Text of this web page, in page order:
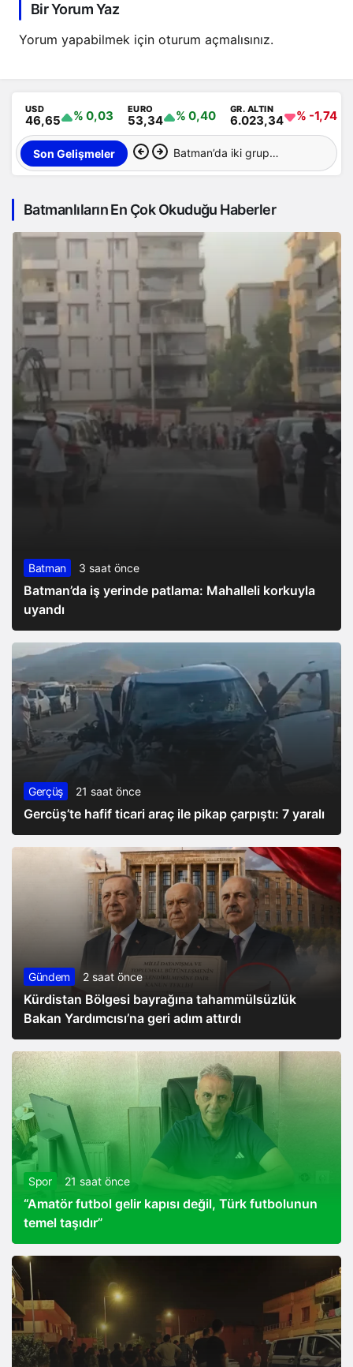
Bir Yorum Yaz
Yorum yapabilmek için oturum açmalısınız.
USD
46,65 % 0,03 EURO
53,34 % 0,40 GR. ALTIN
6.023,34 % -1,74
Son Gelişmeler Batman’da iki grup
yaralı
Batmanlıların En Çok Okuduğu Haberler
Batman 3 saat önce
Batman’da iş yerinde patlama: Mahalleli korkuyla
uyandı
Gerçüş 21 saat önce
Gercüş’te hafif ticari araç ile pikap çarpıştı: 7 yaralı
Gündem 2 saat önce
Kürdistan Bölgesi bayrağına tahammülsüzlük
Bakan Yardımcısı’na geri adım attırdı
Spor 21 saat önce
“Amatör futbol gelir kapısı değil, Türk futbolunun
temel taşıdır”